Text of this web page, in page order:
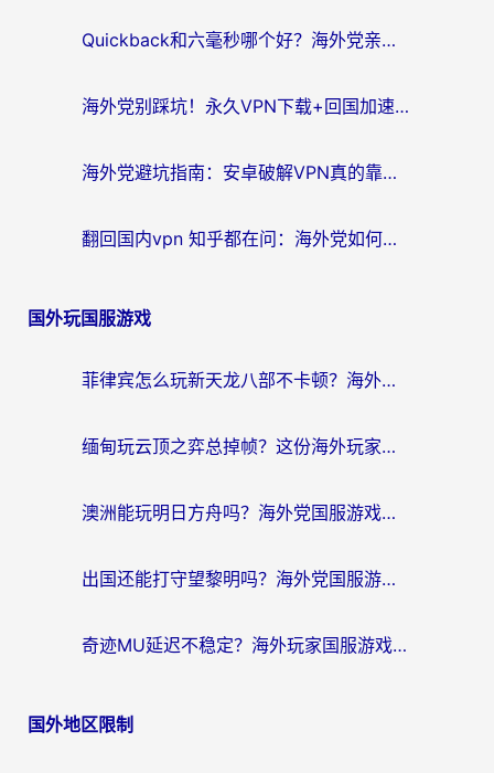
Quickback和六毫秒哪个好？海外党亲测：选对回国加速器，无缝刷剧办公不再愁
海外党别踩坑！永久VPN下载+回国加速器选择指南，无缝刷国内剧游戏支付
海外党避坑指南：安卓破解VPN真的靠谱吗？教你选对回国加速器无缝刷国内资源
翻回国内vpn 知乎都在问：海外党如何选对加速器，无缝刷剧打游戏？
国外玩国服游戏
菲律宾怎么玩新天龙八部不卡顿？海外党国服游戏加速器终极指南（附欧洲国外玩家实测）
缅甸玩云顶之弈总掉帧？这份海外玩家专属加速器攻略帮你上分
澳洲能玩明日方舟吗？海外党国服游戏畅玩终极指南（附实用加速器选择技巧）
出国还能打守望黎明吗？海外党国服游戏不卡顿的终极解法
奇迹MU延迟不稳定？海外玩家国服游戏加速器终极指南：从卡顿到丝滑的秘密
国外地区限制